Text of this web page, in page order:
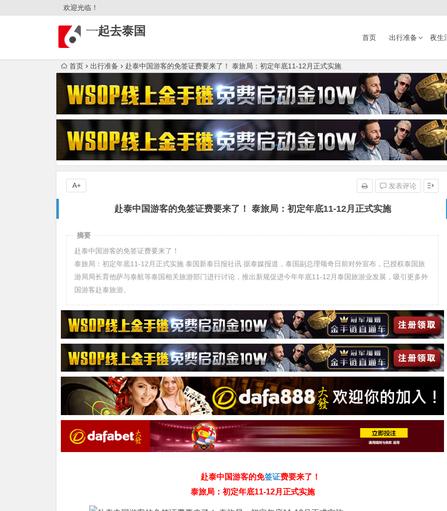
欢迎光临！
一起去泰国 首页 出行准备 夜生
首页 出行准备 赴泰中国游客的免签证费要来了！ 泰旅局：初定年底11-12月正式实施
赴泰中国游客的免签证费要来了！ 泰旅局：初定年底11-12月正式实施
发表评论
A+
摘要
赴泰中国游客的免签证费要来了！
泰旅局：初定年底11-12月正式实施 泰国新泰日报社讯 据泰媒报道，泰国副总理颂奇日前对外宣布，已授权泰国旅
游局局长育他萨与泰航等泰国相关旅游部门进行讨论，推出新规促进今年年底11-12月泰国旅游业发展，吸引更多外
国游客赴泰旅游。
赴泰中国游客的免签证费要来了！
泰旅局：初定年底11-12月正式实施